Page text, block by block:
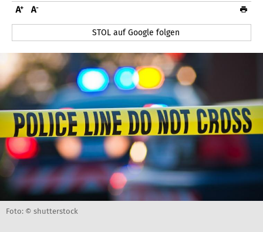
STOL auf Google folgen
Foto: © shutterstock